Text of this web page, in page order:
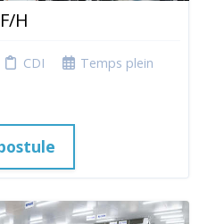
H
CDI
Temps plein